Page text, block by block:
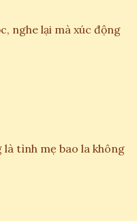
nghe lại mà xúc động
là tình mẹ bao la không